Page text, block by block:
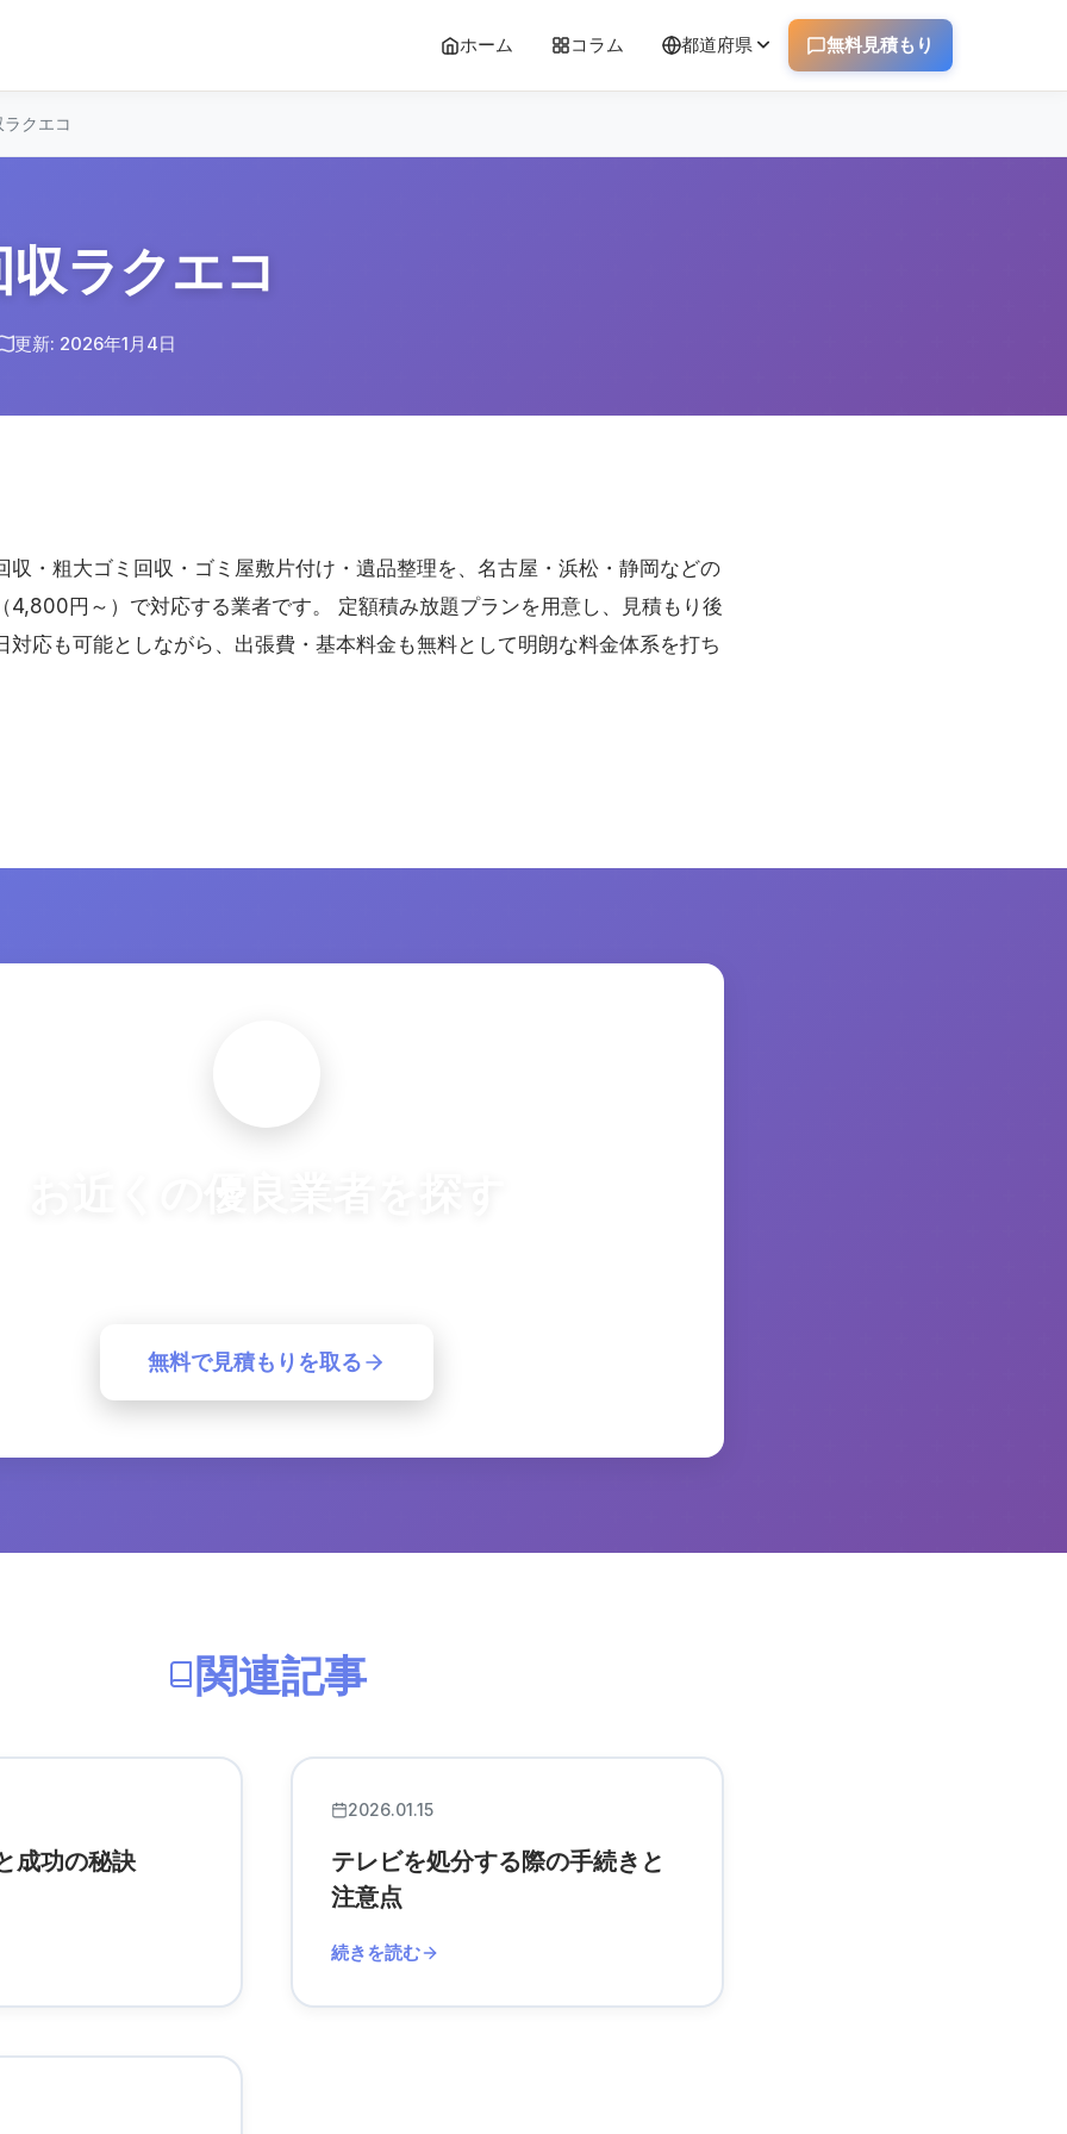
ホーム コラム 都道府県 無料見積もり
クエコ
ラクエコ
更新: 2026年1月4日
収・粗大ゴミ回収・ゴミ屋敷片付け・遺品整理を、名古屋・浜松・静岡などの
4,800円～）で対応する業者です。 定額積み放題プランを用意し、見積もり後
対応も可能としながら、出張費・基本料金も無料として明朗な料金体系を打ち
無料で見積もりを取る
関連記事
成功の秘訣
2026.01.15
テレビを処分する際の手続きと
注意点
続きを読む